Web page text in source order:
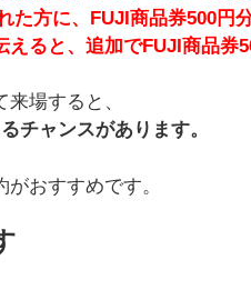
た方に、FUJI商品券500円
えると、追加でFUJI商品券
場すると、
チャンスがあります。
おすすめです。